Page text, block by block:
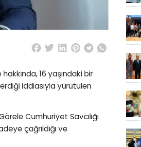
16 yaşındaki bir
iddiasıyla yürütülen
Cumhuriyet Savcılığı
çağrıldığı ve